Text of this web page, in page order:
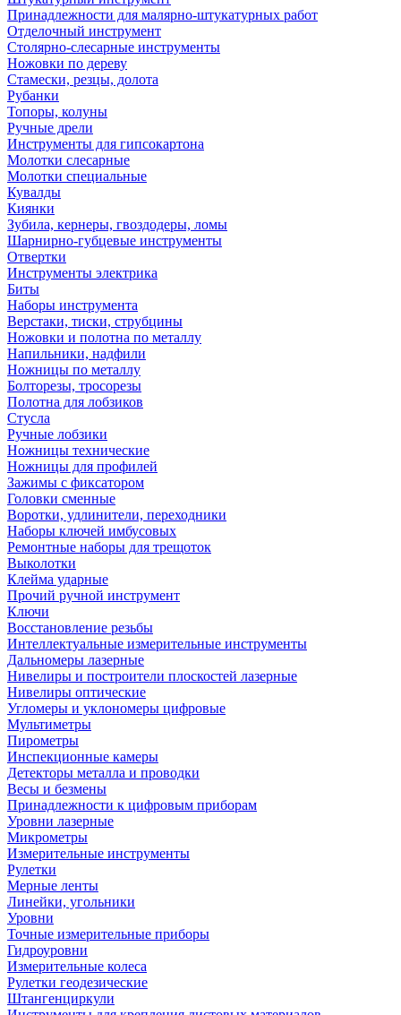
Принадлежности для малярно-штукатурных работ
Отделочный инструмент
Столярно-слесарные инструменты
Ножовки по дереву
Стамески, резцы, долота
Рубанки
Топоры, колуны
Ручные дрели
Инструменты для гипсокартона
Молотки слесарные
Молотки специальные
Кувалды
Киянки
Зубила, кернеры, гвоздодеры, ломы
Шарнирно-губцевые инструменты
Отвертки
Инструменты электрика
Биты
Наборы инструмента
Верстаки, тиски, струбцины
Ножовки и полотна по металлу
Напильники, надфили
Ножницы по металлу
Болторезы, тросорезы
Полотна для лобзиков
Стусла
Ручные лобзики
Ножницы технические
Ножницы для профилей
Зажимы с фиксатором
Головки сменные
Воротки, удлинители, переходники
Наборы ключей имбусовых
Ремонтные наборы для трещоток
Выколотки
Клейма ударные
Прочий ручной инструмент
Ключи
Восстановление резьбы
Интеллектуальные измерительные инструменты
Дальномеры лазерные
Нивелиры и построители плоскостей лазерные
Нивелиры оптические
Угломеры и уклономеры цифровые
Мультиметры
Пирометры
Инспекционные камеры
Детекторы металла и проводки
Весы и безмены
Принадлежности к цифровым приборам
Уровни лазерные
Микрометры
Измерительные инструменты
Рулетки
Мерные ленты
Линейки, угольники
Уровни
Точные измерительные приборы
Гидроуровни
Измерительные колеса
Рулетки геодезические
Штангенциркули